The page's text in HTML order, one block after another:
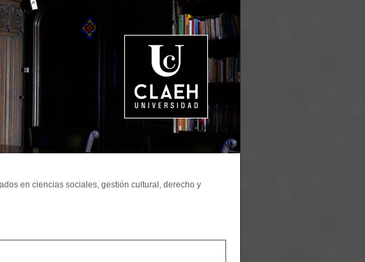
en ciencias sociales, gestión cultural, derecho y